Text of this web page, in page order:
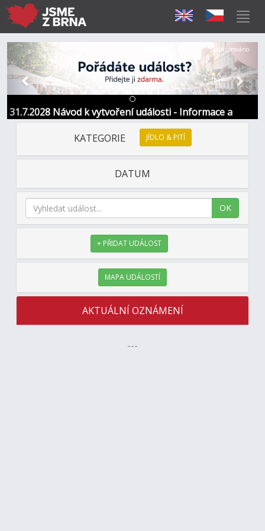
31.7.2028 Návod k vytvoření události - Informace a
kontakt
Předchozí Další
Sponzorováno
KATEGORIE JÍDLO & PITÍ
DATUM
OK
+ PŘIDAT UDÁLOST
MAPA UDÁLOSTÍ
AKTUÁLNÍ OZNÁMENÍ
---